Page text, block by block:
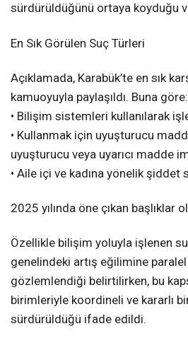
sürdürüldüğünü ortaya koyduğu
En Sık Görülen Suç Türleri
Açıklamada, Karabük’te en sık
kamuoyuyla paylaşıldı. Buna göre:
• Bilişim sistemleri kullanılarak
• Kullanmak için uyuşturucu
uyuşturucu veya uyarıcı madde
• Aile içi ve kadına yönelik şiddet
2025 yılında öne çıkan başlıklar
Özellikle bilişim yoluyla işlenen
genelindeki artış eğilimine
gözlemlendiği belirtilirken, bu
birimleriyle koordineli ve kararlı
sürdürüldüğü ifade edildi.